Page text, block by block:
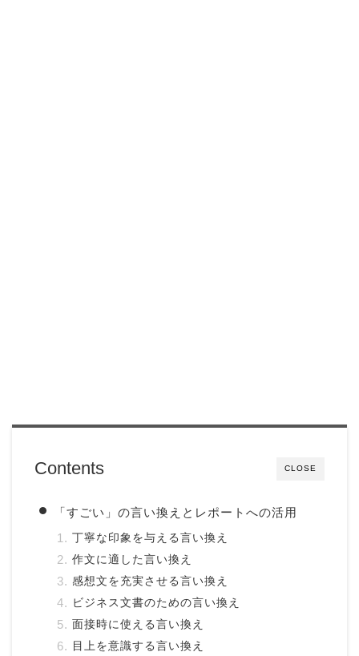
CLOSE
Contents
「すごい」の言い換えとレポートへの活用
丁寧な印象を与える言い換え
作文に適した言い換え
感想文を充実させる言い換え
ビジネス文書のための言い換え
面接時に使える言い換え
目上を意識する言い換え